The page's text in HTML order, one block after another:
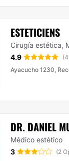
ESTETICIENS
Cirugía estética,
4.9
Ayacucho 1230,
DR. DANIEL
Médico estético
3
(2